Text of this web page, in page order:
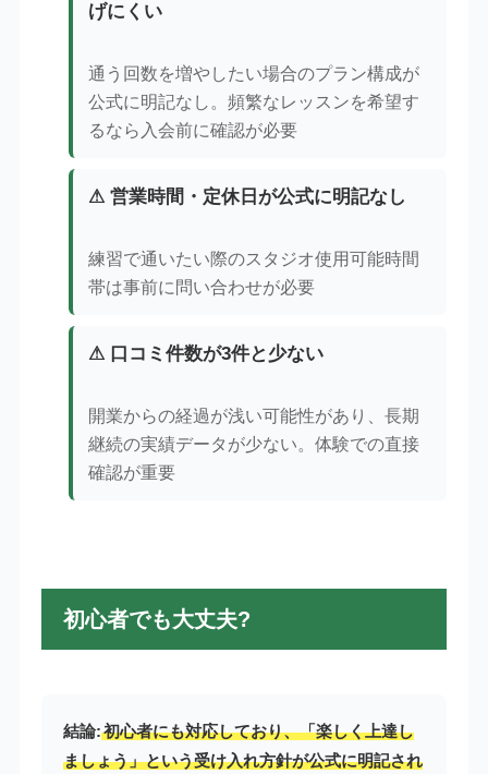
げにくい
通う回数を増やしたい場合のプラン構成が
公式に明記なし。頻繁なレッスンを希望す
るなら入会前に確認が必要
⚠ 営業時間・定休日が公式に明記なし
練習で通いたい際のスタジオ使用可能時間
帯は事前に問い合わせが必要
⚠ 口コミ件数が3件と少ない
開業からの経過が浅い可能性があり、長期
継続の実績データが少ない。体験での直接
確認が重要
初心者でも大丈夫?
結論:初心者にも対応しており、「楽しく上達し
ましょう」という受け入れ方針が公式に明記され